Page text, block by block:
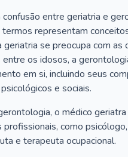
confusão entre geriatria e
representam
geriatria se preocupa com as
os idosos, a
em si, incluindo seus
e sociais.
o médico
como
e terapeuta ocupacional.